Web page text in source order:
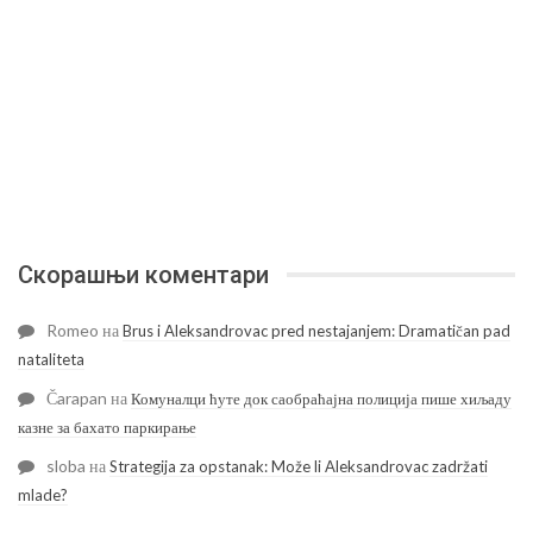
Скорашњи коментари
Romeo наBrus i Aleksandrovac pred nestajanjem: Dramatičan pad
nataliteta
Čarapan наКомуналци ћуте док саобраћајна полиција пише хиљаду
казне за бахато паркирање
sloba наStrategija za opstanak: Može li Aleksandrovac zadržati
mlade?